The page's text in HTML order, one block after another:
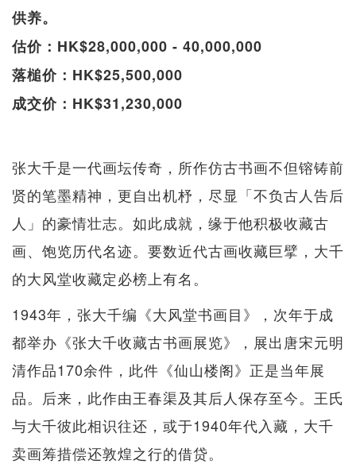
供养。
估价：HK$28,000,000 - 40,000,000
落槌价：HK$25,500,000
成交价：HK$31,230,000
张大千是一代画坛传奇，所作仿古书画不但镕铸前
贤的笔墨精神，更自出机杼，尽显「不负古人告后
人」的豪情壮志。如此成就，缘于他积极收藏古
画、饱览历代名迹。要数近代古画收藏巨擘，大千
的大风堂收藏定必榜上有名。
1943年，张大千编《大风堂书画目》，次年于成
都举办《张大千收藏古书画展览》，展出唐宋元明
清作品170余件，此件《仙山楼阁》正是当年展
品。后来，此作由王春渠及其后人保存至今。王氏
与大千彼此相识往还，或于1940年代入藏，大千
卖画筹措偿还敦煌之行的借贷。